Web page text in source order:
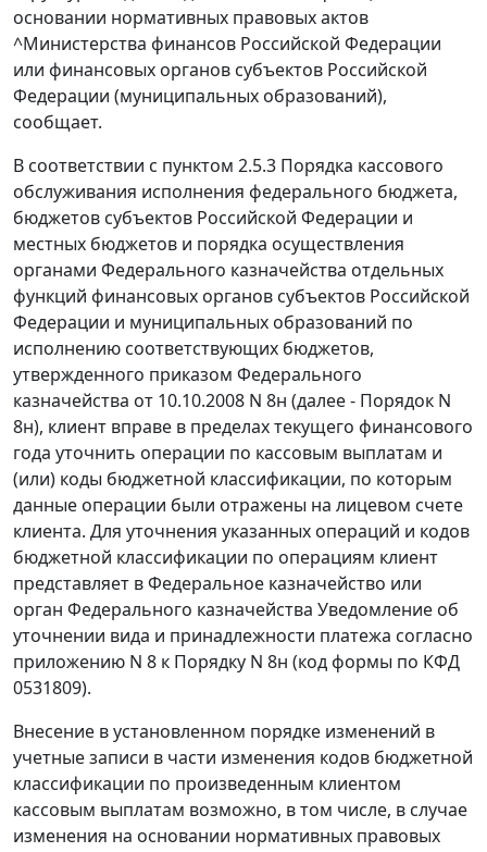
основании нормативных правовых актов
^Министерства финансов Российской Федерации
или финансовых органов субъектов Российской
Федерации (муниципальных образований),
сообщает.
В соответствии с пунктом 2.5.3 Порядка кассового
обслуживания исполнения федерального бюджета,
бюджетов субъектов Российской Федерации и
местных бюджетов и порядка осуществления
органами Федерального казначейства отдельных
функций финансовых органов субъектов Российской
Федерации и муниципальных образований по
исполнению соответствующих бюджетов,
утвержденного приказом Федерального
казначейства от 10.10.2008 N 8н (далее - Порядок N
8н), клиент вправе в пределах текущего финансового
года уточнить операции по кассовым выплатам и
(или) коды бюджетной классификации, по которым
данные операции были отражены на лицевом счете
клиента. Для уточнения указанных операций и кодов
бюджетной классификации по операциям клиент
представляет в Федеральное казначейство или
орган Федерального казначейства Уведомление об
уточнении вида и принадлежности платежа согласно
приложению N 8 к Порядку N 8н (код формы по КФД
0531809).
Внесение в установленном порядке изменений в
учетные записи в части изменения кодов бюджетной
классификации по произведенным клиентом
кассовым выплатам возможно, в том числе, в случае
изменения на основании нормативных правовых